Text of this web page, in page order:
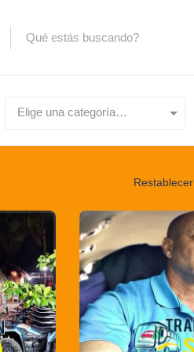
Elige una categoría…
Restablecer